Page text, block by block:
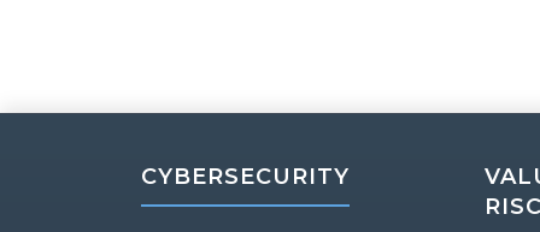
CYBERSECURITY